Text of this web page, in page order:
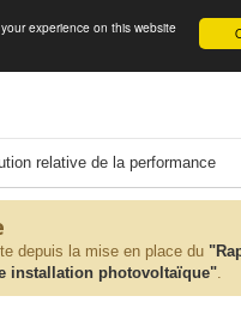
English
experience on this website
relative de la performance
depuis la mise en place du
installation photovoltaïque".